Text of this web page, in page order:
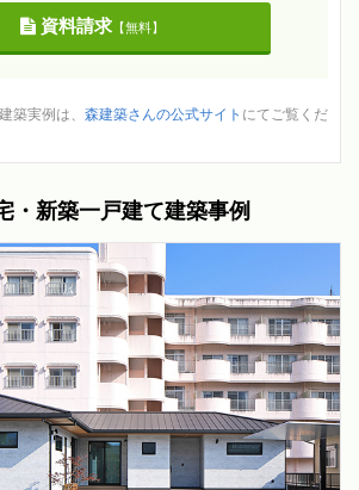
資料請求【無料】
築実例は、 森建築さんの公式サイト にてご覧くだ
・新築一戸建て建築事例